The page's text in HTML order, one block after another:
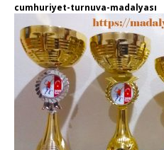
cumhuriyet-turnuva-madalyası